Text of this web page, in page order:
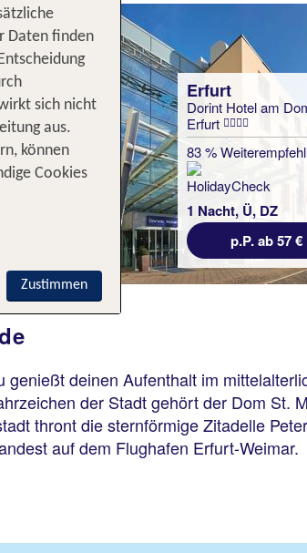
Erfurt
Dorint Hotel am
Erfurt
83 %
1 Nacht, Ü, DZ
p.P. ab 57 €
deinen Aufenthalt im
der Stadt gehört der Dom St.
thront die sternförmige Zitadelle
auf dem Flughafen Erfurt-Weimar.
Daten finden
sich nicht
aus.
können
Cookies
Zustimmen